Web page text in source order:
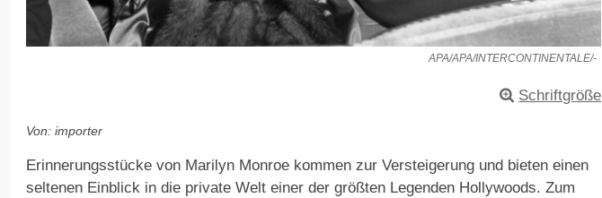
APA/APA/INTERCONTINENTALE/-
Schriftgröße
Von: importer
Erinnerungsstücke von Marilyn Monroe kommen zur Versteigerung und bieten einen
seltenen Einblick in die private Welt einer der größten Legenden Hollywoods. Zum